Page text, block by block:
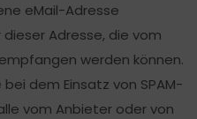
eMail-Adresse
Adresse, die vom
werden können.
dem Einsatz von SPAM-
vom Anbieter oder von